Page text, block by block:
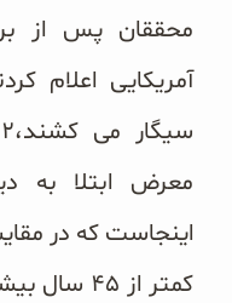
معرض ابتلا به
اینجاست که در
کمتر از